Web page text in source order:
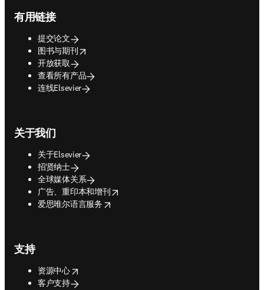
有用链接
提交论文
图书与期刊
opens in new tab/window
开放获取
查看所有产品
连线Elsevier
关于我们
关于Elsevier
招贤纳士
全球媒体关系
广告、重印本和增刊
opens in new tab/window
爱思唯尔语言服务
opens in new tab/window
支持
资源中心
opens in new tab/window
客户支持